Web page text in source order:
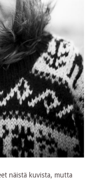
näistä kuvista, mutta